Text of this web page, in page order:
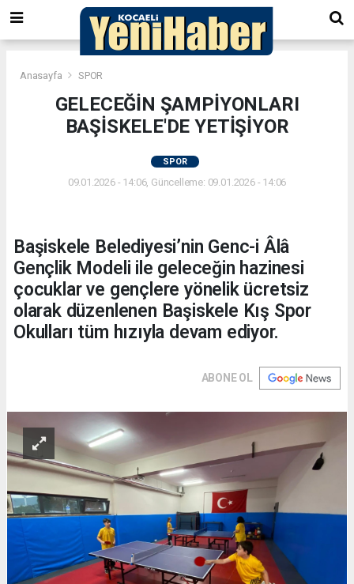
Anasayfa SPOR
GELECEĞİN ŞAMPİYONLARI
BAŞİSKELE'DE YETİŞİYOR
SPOR
09.01.2026 - 14:06, Güncelleme: 09.01.2026 - 14:06
Başiskele Belediyesi’nin Genc-i Âlâ
Gençlik Modeli ile geleceğin hazinesi
çocuklar ve gençlere yönelik ücretsiz
olarak düzenlenen Başiskele Kış Spor
Okulları tüm hızıyla devam ediyor.
ABONE OL